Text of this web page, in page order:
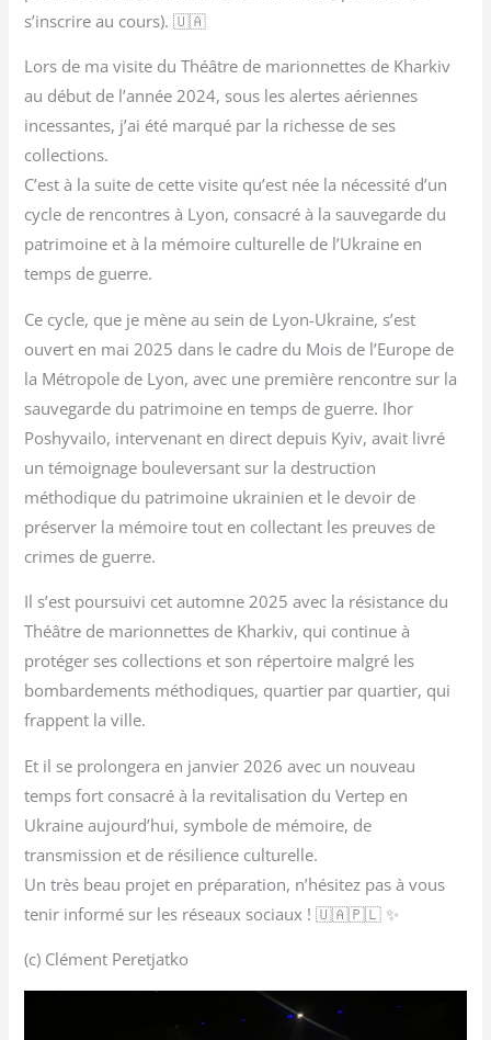
s’inscrire au cours). 🇺🇦
Lors de ma visite du Théâtre de marionnettes de Kharkiv
au début de l’année 2024, sous les alertes aériennes
incessantes, j’ai été marqué par la richesse de ses
collections.
C’est à la suite de cette visite qu’est née la nécessité d’un
cycle de rencontres à Lyon, consacré à la sauvegarde du
patrimoine et à la mémoire culturelle de l’Ukraine en
temps de guerre.
Ce cycle, que je mène au sein de Lyon-Ukraine, s’est
ouvert en mai 2025 dans le cadre du Mois de l’Europe de
la Métropole de Lyon, avec une première rencontre sur la
sauvegarde du patrimoine en temps de guerre. Ihor
Poshyvailo, intervenant en direct depuis Kyiv, avait livré
un témoignage bouleversant sur la destruction
méthodique du patrimoine ukrainien et le devoir de
préserver la mémoire tout en collectant les preuves de
crimes de guerre.
Il s’est poursuivi cet automne 2025 avec la résistance du
Théâtre de marionnettes de Kharkiv, qui continue à
protéger ses collections et son répertoire malgré les
bombardements méthodiques, quartier par quartier, qui
frappent la ville.
Et il se prolongera en janvier 2026 avec un nouveau
temps fort consacré à la revitalisation du Vertep en
Ukraine aujourd’hui, symbole de mémoire, de
transmission et de résilience culturelle.
Un très beau projet en préparation, n’hésitez pas à vous
tenir informé sur les réseaux sociaux ! 🇺🇦🇵🇱 ✨
(c) Clément Peretjatko